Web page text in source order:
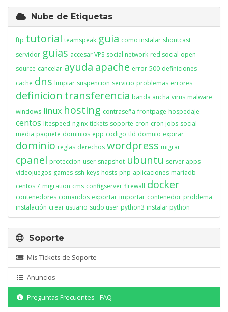
Nube de Etiquetas
ftp tutorial teamspeak guia como instalar shoutcast
servidor guias accesar VPS social network red social open
source cancelar ayuda apache error 500 definiciones
cache dns limpiar suspencion servicio problemas errores
definicion transferencia banda ancha virus malware
windows linux hosting contraseña frontpage hospedaje
centos litespeed nginx tickets soporte cron cron jobs social
media paquete dominios epp codigo tld domnio expirar
dominio reglas derechos wordpress migrar
cpanel proteccion user snapshot ubuntu server apps
videojuegos games ssh keys hosts php aplicaciones mariadb
centos 7 migration cms configserver firewall docker
contenedores comandos exportar importar contenedor problema
instalación crear usuario sudo user python3 instalar python
Soporte
Mis Tickets de Soporte
Anuncios
Preguntas Frecuentes - FAQ